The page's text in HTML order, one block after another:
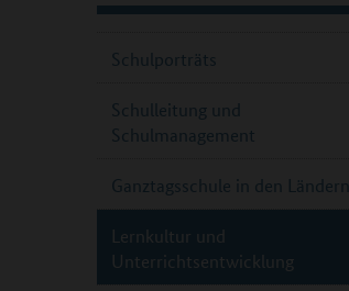
Schulporträts
Schulleitung und
Schulmanagement
Ganztagsschule in den Ländern
Lernkultur und
Unterrichtsentwicklung